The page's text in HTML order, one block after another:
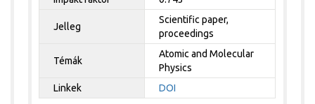
Jelleg
Scientific paper,
proceedings
Témák
Atomic and Molecular
Physics
Linkek
DOI